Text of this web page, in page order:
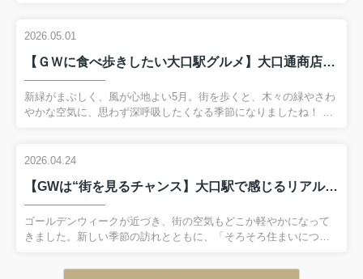
売出し」をご紹介します。■約380m続く、暮らしに寄り添う商店
ド商店街です。青果店や精肉店、鮮魚店など毎日の食卓を支える
お店をはじめ、パン屋さん、お惣菜店、飲食店、カフェ、ドラッ
グストア、衣料品店、美容室など、暮らしに便利なお店が数多く
並んでいます。雨の日でも歩きやすく、地元の方に長年親しまれ
2026.05.01
【ＧＷに食べ歩きしたい大口駅グルメ】大口通商店街の“普段使いランチ”がちょうどいい
新緑がまぶしく、風が心地よい5月。街を歩くと、木々の緑やさわ
やかな空気に、思わず深呼吸したくなる季節になりましたね！ 新
イミングにぴったりな、大口駅周辺の“普段使いできるグルメ”をご
手なグルメ街というより、地元に根付いたお店が多いエリアで
す。 特に「大口通商店街」周辺には、日常的に使いやすい飲食店
が点在しています。■まず押さえたい定番ラーメン｜中華そば 髙
野大口グルメで外せないのがラーメン。駅からすぐの人気店「中
2026.04.24
【GWは“街を見るチャンス】大口駅で感じるリアルな暮らしやすさ
ゴールデンウィークが近づき、街の空気もどこか軽やかになって
きました。新しい季節の訪れとともに、「そろそろ住まいについ
か。長期休暇は、ご家族でゆっくり将来の暮らしを話し合った